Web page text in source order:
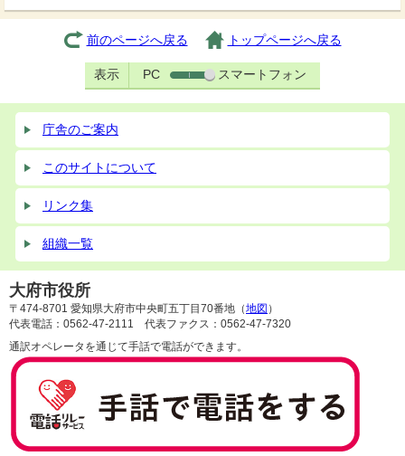
前のページへ戻る トップページへ戻る
表示 PC スマートフォン
庁舎のご案内
このサイトについて
リンク集
組織一覧
大府市役所
〒474-8701 愛知県大府市中央町五丁目70番地（地図 ）
代表電話：0562-47-2111 代表ファクス：0562-47-7320
通訳オペレータを通じて手話で電話ができます。